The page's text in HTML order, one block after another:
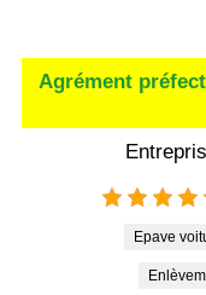
Agrément
Epave